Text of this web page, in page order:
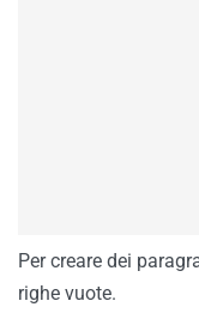
Per creare dei
righe vuote.